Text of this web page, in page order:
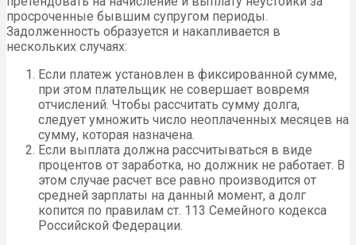
просроченные бывшим супругом периоды.
Задолженность образуется и накапливается в
нескольких случаях:
Если платеж установлен в фиксированной сумме,
при этом плательщик не совершает вовремя
отчислений. Чтобы рассчитать сумму долга,
следует умножить число неоплаченных месяцев на
сумму, которая назначена.
Если выплата должна рассчитываться в виде
процентов от заработка, но должник не работает. В
этом случае расчет все равно производится от
средней зарплаты на данный момент, а долг
копится по правилам ст. 113 Семейного кодекса
Российской Федерации.